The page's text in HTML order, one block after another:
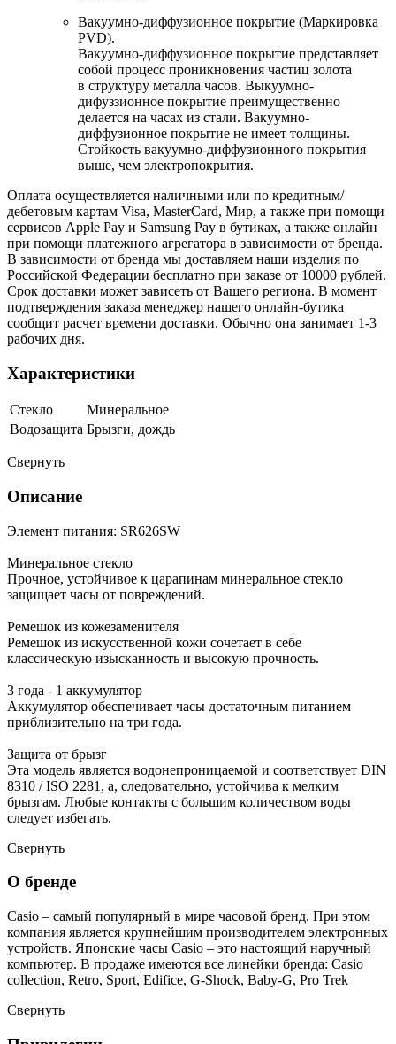
Вакуумно-диффузионное покрытие (Маркировка
PVD).
Вакуумно-диффузионное покрытие представляет
собой процесс проникновения частиц золота
в структуру металла часов. Выкуумно-
дифуззионное покрытие преимущественно
делается на часах из стали. Вакуумно-
диффузионное покрытие не имеет толщины.
Стойкость вакуумно-диффузионного покрытия
выше, чем электропокрытия.
Оплата осуществляется наличными или по кредитным/
дебетовым картам Visa, MasterCard, Мир, а также при помощи
сервисов Apple Pay и Samsung Pay в бутиках, а также онлайн
при помощи платежного агрегатора в зависимости от бренда.
В зависимости от бренда мы доставляем наши изделия по
Российской Федерации бесплатно при заказе от 10000 рублей.
Срок доставки может зависеть от Вашего региона. В момент
подтверждения заказа менеджер нашего онлайн-бутика
сообщит расчет времени доставки. Обычно она занимает 1-3
рабочих дня.
Характеристики
Стекло
Минеральное
Водозащита Брызги, дождь
Свернуть
Описание
Элемент питания: SR626SW
Минеральное стекло
Прочное, устойчивое к царапинам минеральное стекло
защищает часы от повреждений.
Ремешок из кожезаменителя
Ремешок из искусственной кожи сочетает в себе
классическую изысканность и высокую прочность.
3 года - 1 аккумулятор
Аккумулятор обеспечивает часы достаточным питанием
приблизительно на три года.
Защита от брызг
Эта модель является водонепроницаемой и соответствует DIN
8310 / ISO 2281, а, следовательно, устойчива к мелким
брызгам. Любые контакты с большим количеством воды
следует избегать.
Свернуть
О бренде
Casio – самый популярный в мире часовой бренд. При этом
компания является крупнейшим производителем электронных
устройств. Японские часы Casio – это настоящий наручный
компьютер. В продаже имеются все линейки бренда: Casio
collection, Retro, Sport, Edifice, G-Shock, Baby-G, Pro Trek
Свернуть